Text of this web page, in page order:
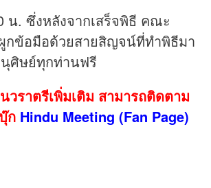
น. ซึ่งหลังจากเสร็จพิธี คณะ
ข้อมือด้วยสายสิญจน์ที่ทำพิธีมา
ศิษย์ทุกท่านฟรี
วราตรีเพิ่มเติม สามารถติดตาม
ก Hindu Meeting (Fan Page)